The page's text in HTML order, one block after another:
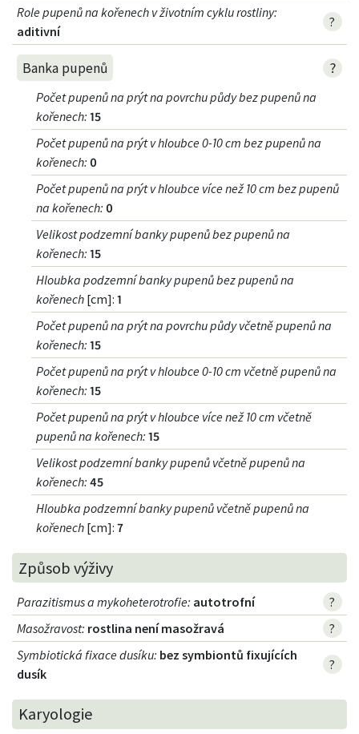
Role pupenů na kořenech v životním cyklu rostliny:
aditivní
?
Banka pupenů ?
Počet pupenů na prýt na povrchu půdy bez pupenů na
kořenech: 15
Počet pupenů na prýt v hloubce 0-10 cm bez pupenů na
kořenech: 0
Počet pupenů na prýt v hloubce více než 10 cm bez pupenů
na kořenech: 0
Velikost podzemní banky pupenů bez pupenů na
kořenech: 15
Hloubka podzemní banky pupenů bez pupenů na
kořenech [cm]: 1
Počet pupenů na prýt na povrchu půdy včetně pupenů na
kořenech: 15
Počet pupenů na prýt v hloubce 0-10 cm včetně pupenů na
kořenech: 15
Počet pupenů na prýt v hloubce více než 10 cm včetně
pupenů na kořenech: 15
Velikost podzemní banky pupenů včetně pupenů na
kořenech: 45
Hloubka podzemní banky pupenů včetně pupenů na
kořenech [cm]: 7
Způsob výživy
Parazitismus a mykoheterotrofie: autotrofní
?
Masožravost: rostlina není masožravá
?
Symbiotická fixace dusíku: bez symbiontů fixujících
dusík
?
Karyologie